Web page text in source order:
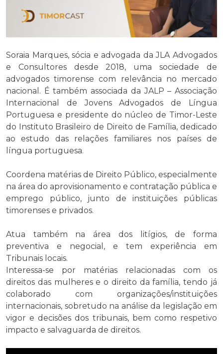
Soraia Marques, sócia e advogada da JLA Advogados
e Consultores desde 2018, uma sociedade de
advogados timorense com relevância no mercado
nacional. É também associada da JALP – Associação
Internacional de Jovens Advogados de Língua
Portuguesa e presidente do núcleo de Timor-Leste
do Instituto Brasileiro de Direito de Família, dedicado
ao estudo das relações familiares nos países de
língua portuguesa.
Coordena matérias de Direito Público, especialmente
na área do aprovisionamento e contratação pública e
emprego público, junto de instituições públicas
timorenses e privados.
Atua também na área dos litígios, de forma
preventiva e negocial, e tem experiência em
Tribunais locais.
Interessa-se por matérias relacionadas com os
direitos das mulheres e o direito da família, tendo já
colaborado com organizações/instituições
internacionais, sobretudo na análise da legislação em
vigor e decisões dos tribunais, bem como respetivo
impacto e salvaguarda de direitos.